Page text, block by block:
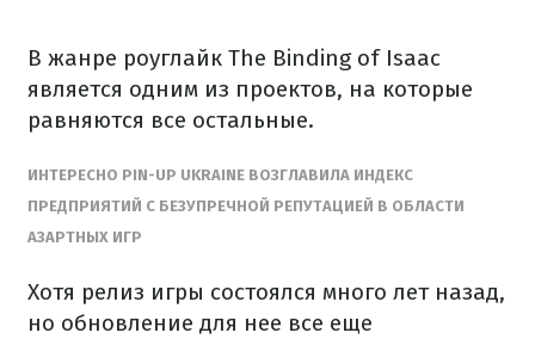
В жанре роуглайк The Binding of Isaac
является одним из проектов, на которые
равняются все остальные.
ИНТЕРЕСНО PIN-UP UKRAINE ВОЗГЛАВИЛА ИНДЕКС
ПРЕДПРИЯТИЙ С БЕЗУПРЕЧНОЙ РЕПУТАЦИЕЙ В ОБЛАСТИ
АЗАРТНЫХ ИГР
Хотя релиз игры состоялся много лет назад,
но обновление для нее все еще